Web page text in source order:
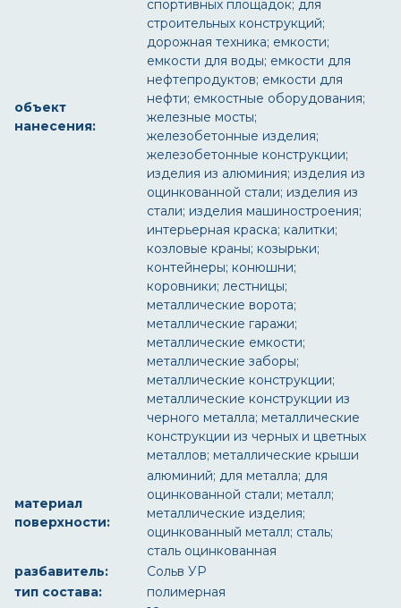
объект
нанесения:
спортивных площадок; для
строительных конструкций;
дорожная техника; емкости;
емкости для воды; емкости для
нефтепродуктов; емкости для
нефти; емкостные оборудования;
железные мосты;
железобетонные изделия;
железобетонные конструкции;
изделия из алюминия; изделия из
оцинкованной стали; изделия из
стали; изделия машиностроения;
интерьерная краска; калитки;
козловые краны; козырьки;
контейнеры; конюшни;
коровники; лестницы;
металлические ворота;
металлические гаражи;
металлические емкости;
металлические заборы;
металлические конструкции;
металлические конструкции из
черного металла; металлические
конструкции из черных и цветных
металлов; металлические крыши
материал
поверхности:
алюминий; для металла; для
оцинкованной стали; металл;
металлические изделия;
оцинкованный металл; сталь;
сталь оцинкованная
разбавитель:
Сольв УР
тип состава:
полимерная